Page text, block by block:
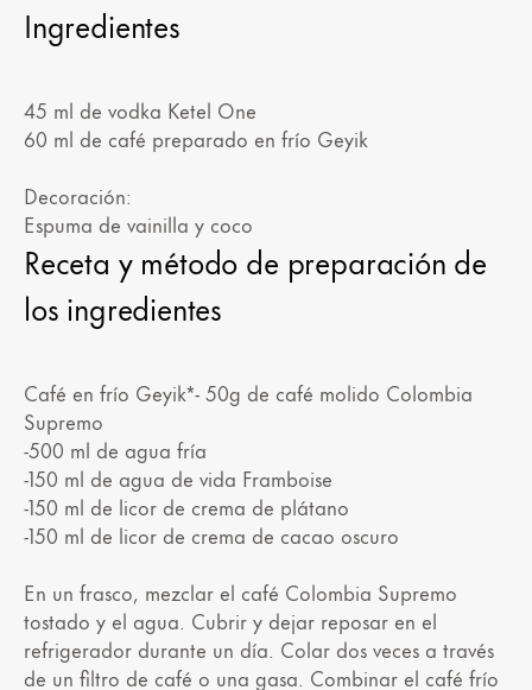
Ingredientes
45 ml de vodka Ketel One
60 ml de café preparado en frío Geyik
Decoración:
Espuma de vainilla y coco
Receta y método de preparación de
los ingredientes
Café en frío Geyik*- 50g de café molido Colombia
Supremo
-500 ml de agua fría
-150 ml de agua de vida Framboise
-150 ml de licor de crema de plátano
-150 ml de licor de crema de cacao oscuro
En un frasco, mezclar el café Colombia Supremo
tostado y el agua. Cubrir y dejar reposar en el
refrigerador durante un día. Colar dos veces a través
de un filtro de café o una gasa. Combinar el café frío